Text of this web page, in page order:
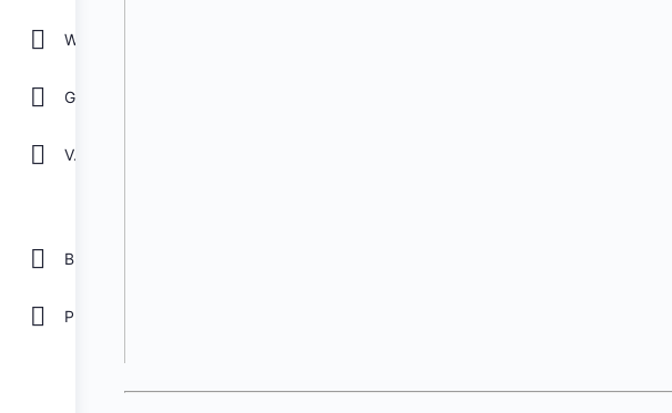
GOOGLE
Ver todos
Biblioteca